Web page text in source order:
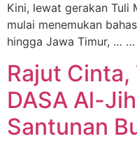
Kini, lewat gerakan Tuli
mulai menemukan
hingga Jawa Timur, … …
Rajut Cinta,
DASA Al-
Santunan